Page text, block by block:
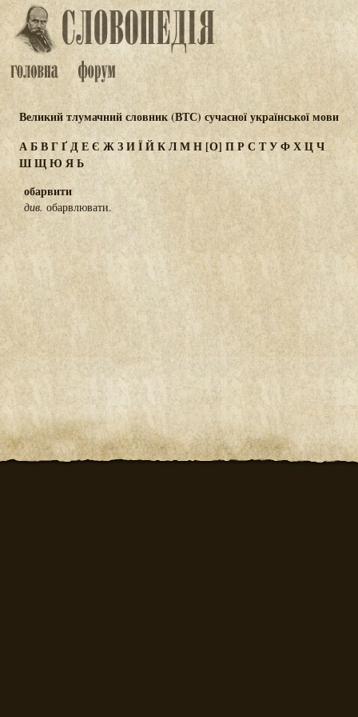
Великий тлумачний словник (ВТС) сучасної української мови
АБВГҐДЕЄ ЖЗИЇЙКЛМН[О] ПР СТУФХЦЧ
ШЩЮЯЬ
обарвити
див. обарвлювати.